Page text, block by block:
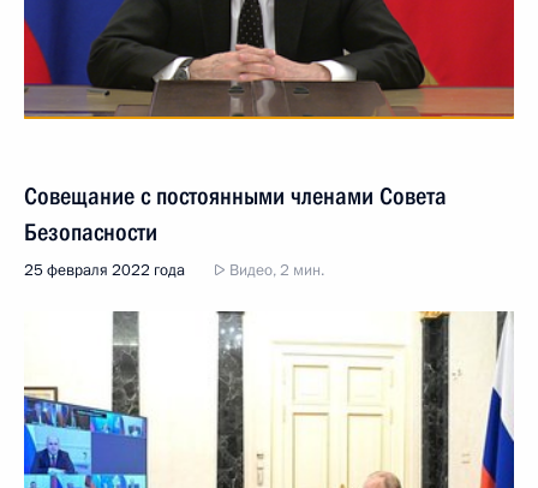
Совещание с постоянными членами Совета
Безопасности
25 февраля 2022 года Видео, 2 мин.